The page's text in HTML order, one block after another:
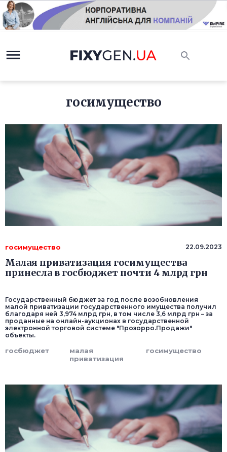
госимущество
госимущество 22.09.2023
Малая приватизация госимущества
принесла в госбюджет почти 4 млрд грн
Государственный бюджет за год после возобновления
малой приватизации государственного имущества получил
благодаря ней 3,974 млрд грн, в том числе 3,6 млрд грн – за
проданные на онлайн-аукционах в государственной
электронной торговой системе "Прозорро.Продажи"
объекты.
госбюджет
малая
приватизация
госимущество